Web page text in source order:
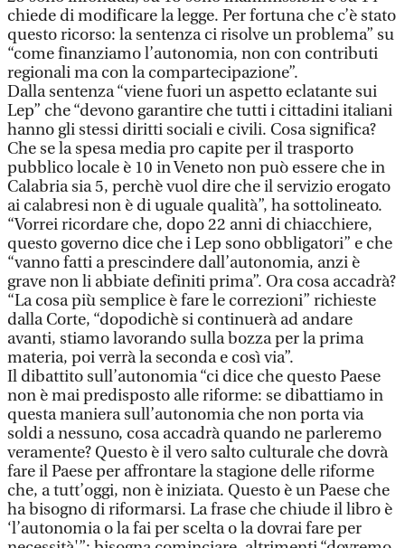
chiede di modificare la legge. Per fortuna che c’è stato
questo ricorso: la sentenza ci risolve un problema” su
“come finanziamo l’autonomia, non con contributi
regionali ma con la compartecipazione”.
Dalla sentenza “viene fuori un aspetto eclatante sui
Lep” che “devono garantire che tutti i cittadini italiani
hanno gli stessi diritti sociali e civili. Cosa significa?
Che se la spesa media pro capite per il trasporto
pubblico locale è 10 in Veneto non può essere che in
Calabria sia 5, perchè vuol dire che il servizio erogato
ai calabresi non è di uguale qualità”, ha sottolineato.
“Vorrei ricordare che, dopo 22 anni di chiacchiere,
questo governo dice che i Lep sono obbligatori” e che
“vanno fatti a prescindere dall’autonomia, anzi è
grave non li abbiate definiti prima”. Ora cosa accadrà?
“La cosa più semplice è fare le correzioni” richieste
dalla Corte, “dopodichè si continuerà ad andare
avanti, stiamo lavorando sulla bozza per la prima
materia, poi verrà la seconda e così via”.
Il dibattito sull’autonomia “ci dice che questo Paese
non è mai predisposto alle riforme: se dibattiamo in
questa maniera sull’autonomia che non porta via
soldi a nessuno, cosa accadrà quando ne parleremo
veramente? Questo è il vero salto culturale che dovrà
fare il Paese per affrontare la stagione delle riforme
che, a tutt’oggi, non è iniziata. Questo è un Paese che
ha bisogno di riformarsi. La frase che chiude il libro è
‘l’autonomia o la fai per scelta o la dovrai fare per